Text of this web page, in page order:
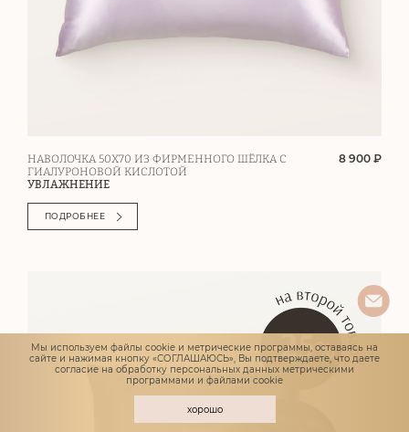
НАВОЛОЧКА 50Х70 ИЗ ФИРМЕННОГО ШЁЛКА С
ГИАЛУРОНОВОЙ КИСЛОТОЙ
УВЛАЖНЕНИЕ
8 900 ₽
ПОДРОБНЕЕ
Мы используем файлы cookie и метрические программы, оставаясь на
сайте и нажимая кнопку «СОГЛАШАЮСЬ», Вы подтверждаете, что даете
согласие на обработку персональных данных метрическими
программами и файлами cookie
хорошо